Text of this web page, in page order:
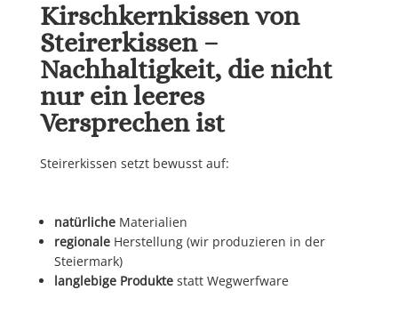
Kirschkernkissen von
Steirerkissen –
Nachhaltigkeit, die nicht
nur ein leeres
Versprechen ist
Steirerkissen setzt bewusst auf:
natürlicheMaterialien
regionaleHerstellung (wir produzieren in der
Steiermark)
langlebige Produktestatt Wegwerfware